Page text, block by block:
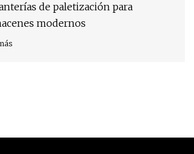
de paletización para
modernos